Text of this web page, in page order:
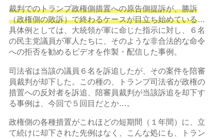
裁判でのトランプ政権側措置への原告側提訴が、勝訴
（政権側の敗訴）で終わるケースが目立ち始めている…
具体例としては、大統領が軍に命じた指示に対し、６名
の民主党議員が軍人たちに、そのような非合法的な命令
への拒否を勧めるビデオを作製・配信した事例。
司法省は当該の議員６名を訴追したが、その案件を陪審
員裁判が却下した。この種の、トランプ司法省が政権の
措置への反対者を訴追、陪審員裁判が当該訴追を却下す
る事例は、今回で５回目だとか…。
政権側の各種措置がこれほどの短期間（１年間）に、立
て続けに却下された先例はなく、こんな処にも、トラン